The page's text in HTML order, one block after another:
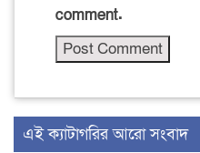
comment.
‍এই ক্যাটাগরির ‍আরো সংবাদ